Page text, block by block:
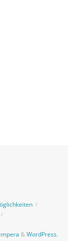
& WordPress.